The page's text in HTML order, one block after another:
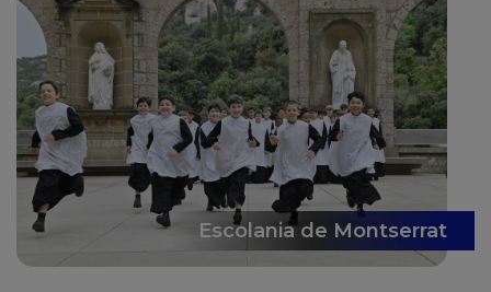
Escolania de Montserrat